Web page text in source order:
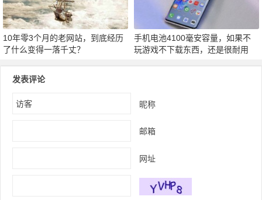
10年零3个月的老网站，到底经历
了什么变得一落千丈？
手机电池4100毫安容量，如果不
玩游戏不下载东西，还是很耐用
发表评论
昵称
邮箱
网址